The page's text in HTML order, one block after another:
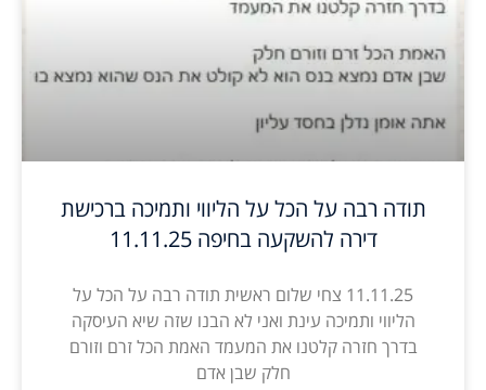
תודה רבה על הכל על הליווי ותמיכה ברכישת
דירה להשקעה בחיפה 11.11.25
11.11.25 צחי שלום ראשית תודה רבה על הכל על
הליווי ותמיכה עינת ואני לא הבנו שזה שיא העיסקה
בדרך חזרה קלטנו את המעמד האמת הכל זרם וזורם
חלק שבן אדם